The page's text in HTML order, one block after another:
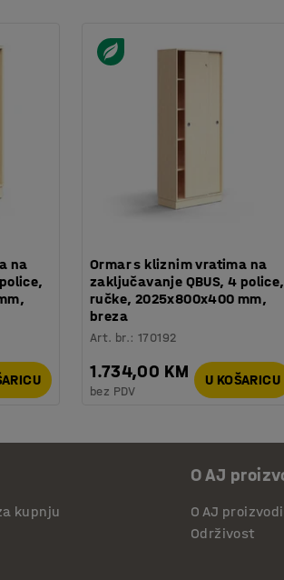
na
Ormar s kliznim vratima na
zaključavanje QBUS, 4 police,
ručke, 2025x800x400 mm,
breza
Art. br.:170192
1.734,00 KM
bez PDV
U KOŠARICU
kupnju
O AJ
O AJ
Održivost